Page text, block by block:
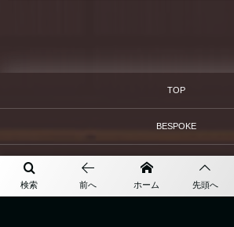
検索 前へ ホーム 先頭へ
TOP
BESPOKE
ONLINE SHOP